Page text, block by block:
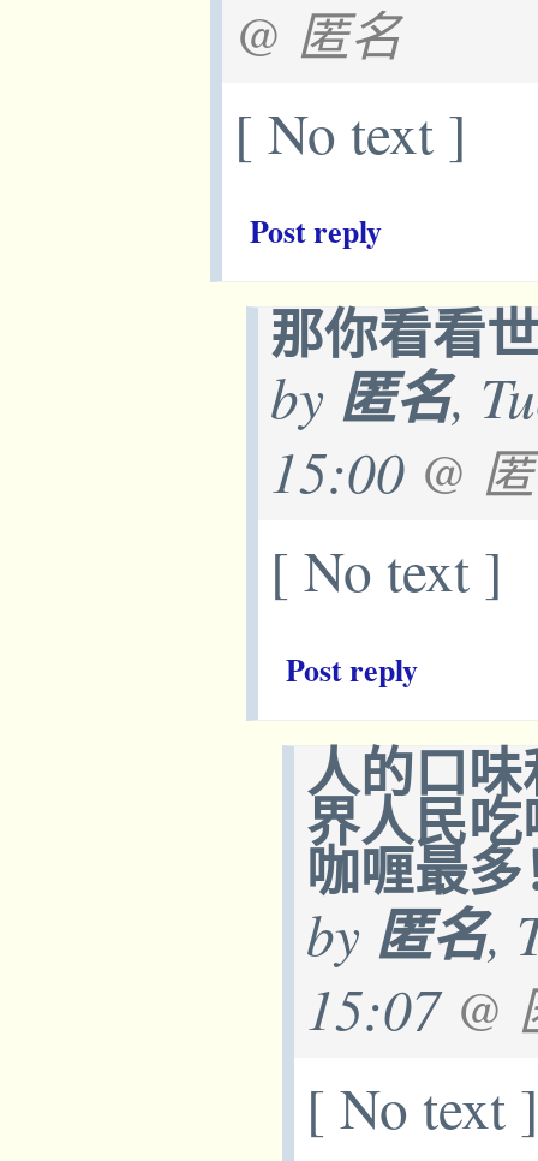
@ 匿名
[ No text ]
Post reply
那你看看
by 匿名,
15:00 @
[ No text ]
Post reply
人的口
界人民
咖喱最
by 匿名,
15:07 @
[ No text ]